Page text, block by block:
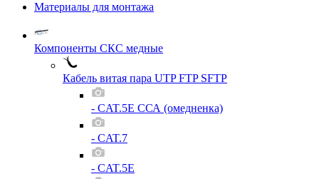
Материалы для монтажа
Компоненты СКС медные
Кабель витая пара UTP FTP SFTP
- CAT.5E ССА (омедненка)
- CAT.7
- CAT.5E